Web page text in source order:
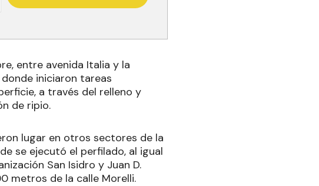
entre avenida Italia y la
iniciaron tareas
a través del relleno y
de ripio.
lugar en otros sectores de la
se ejecutó el perfilado, al igual
San Isidro y Juan D.
metros de la calle Morelli.